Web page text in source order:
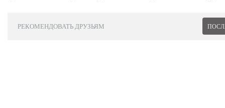
РЕКОМЕНДОВАТЬ ДРУЗЬЯМ